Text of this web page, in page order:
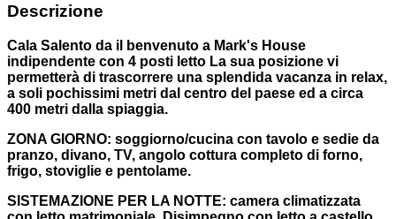
Descrizione
Cala Salento da il benvenuto a Mark's House
indipendente con 4 posti letto La sua posizione vi
permetterà di trascorrere una splendida vacanza in relax,
a soli pochissimi metri dal centro del paese ed a circa
400 metri dalla spiaggia.
ZONA GIORNO: soggiorno/cucina con tavolo e sedie da
pranzo, divano, TV, angolo cottura completo di forno,
frigo, stoviglie e pentolame.
SISTEMAZIONE PER LA NOTTE: camera climatizzata